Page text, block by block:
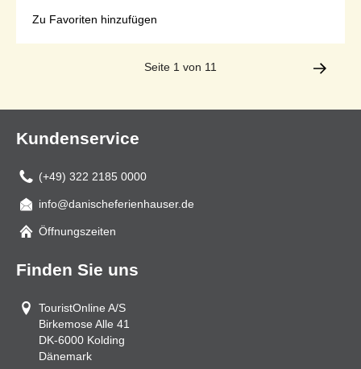
Zu Favoriten hinzufügen
Seite 1 von 11
Kundenservice
(+49) 322 2185 0000
Mail
info@danischeferienhauser.de
Öffnungszeiten
Finden Sie uns
TouristOnline A/S
Birkemose Alle 41
DK-6000 Kolding
Dänemark